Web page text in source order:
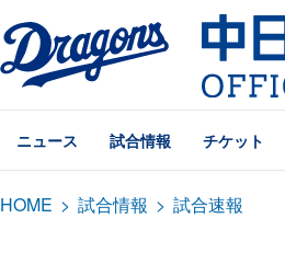
ニュース 試合情報 チケット
HOME > 試合情報 > 試合速報